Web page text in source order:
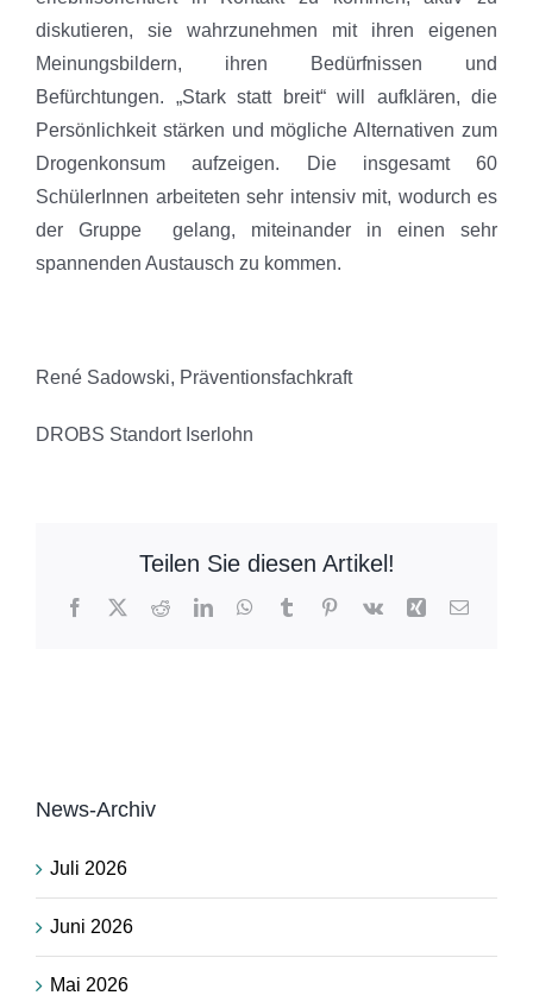
diskutieren, sie wahrzunehmen mit ihren eigenen
Meinungsbildern, ihren Bedürfnissen und
Befürchtungen. „Stark statt breit“ will aufklären, die
Persönlichkeit stärken und mögliche Alternativen zum
Drogenkonsum aufzeigen. Die insgesamt 60
SchülerInnen arbeiteten sehr intensiv mit, wodurch es
der Gruppe gelang, miteinander in einen sehr
spannenden Austausch zu kommen.
René Sadowski, Präventionsfachkraft
DROBS Standort Iserlohn
Teilen Sie diesen Artikel!
Facebook
X RedditLinkedInWhatsApp
TumblrPinterest
Vk Xing E-
News-Archiv
Juli 2026
Juni 2026
Mai 2026